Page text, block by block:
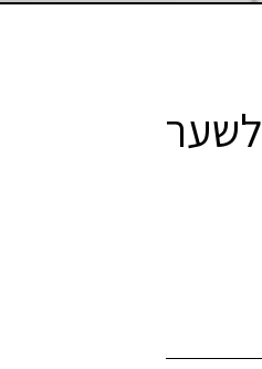
לוחות פיקוד MIRA 5 320V לשער